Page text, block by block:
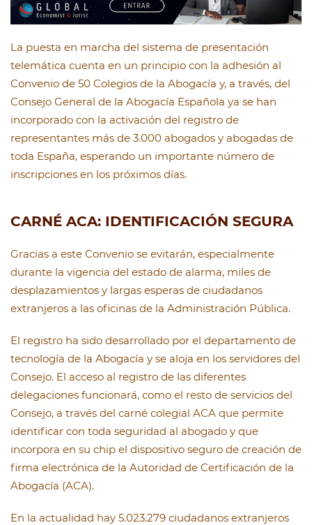
La puesta en marcha del sistema de presentación
telemática cuenta en un principio con la adhesión al
Convenio de 50 Colegios de la Abogacía y, a través, del
Consejo General de la Abogacía Española ya se han
incorporado con la activación del registro de
representantes más de 3.000 abogados y abogadas de
toda España, esperando un importante número de
inscripciones en los próximos días.
CARNÉ ACA: IDENTIFICACIÓN SEGURA
Gracias a este Convenio se evitarán, especialmente
durante la vigencia del estado de alarma, miles de
desplazamientos y largas esperas de ciudadanos
extranjeros a las oficinas de la Administración Pública.
El registro ha sido desarrollado por el departamento de
tecnología de la Abogacía y se aloja en los servidores del
Consejo. El acceso al registro de las diferentes
delegaciones funcionará, como el resto de servicios del
Consejo, a través del carné colegial ACA que permite
identificar con toda seguridad al abogado y que
incorpora en su chip el dispositivo seguro de creación de
firma electrónica de la Autoridad de Certificación de la
Abogacía (ACA).
En la actualidad hay 5.023.279 ciudadanos extranjeros